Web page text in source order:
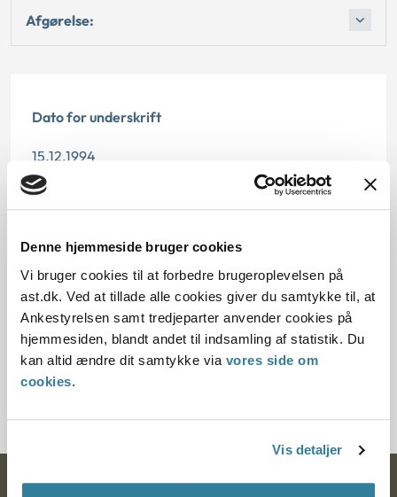
Denne hjemmeside bruger cookies
Vi bruger cookies til at forbedre brugeroplevelsen på
ast.dk. Ved at tillade alle cookies giver du samtykke til, at
Ankestyrelsen samt tredjeparter anvender cookies på
hjemmesiden, blandt andet til indsamling af statistik. Du
kan altid ændre dit samtykke via vores side om
cookies.
Vis detaljer
Afgørelse:
Dato for underskrift
15.12.1994
Offentliggørelsesdato
Paragraf
§ 33 § 15 § 19
Journalnummer
20363-94